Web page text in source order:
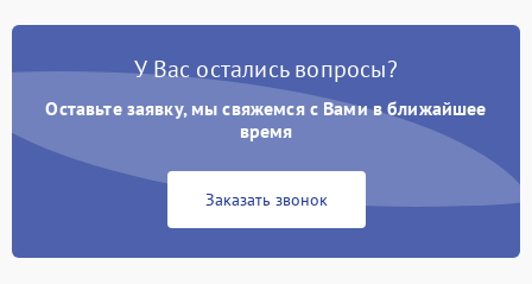
У Вас остались вопросы?
Оставьте заявку, мы свяжемся с Вами в ближайшее
время
Заказать звонок